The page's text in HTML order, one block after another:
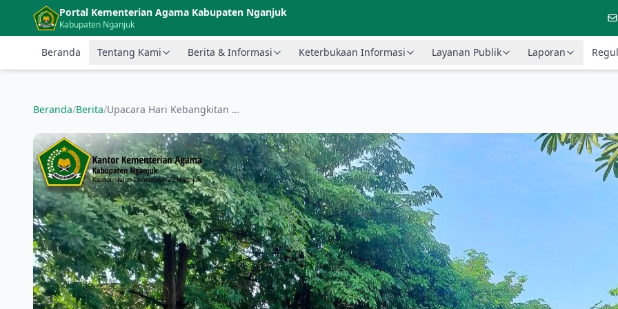
Langsung ke konten utama
Portal Kementerian Agama Kabupaten Nganjuk
Kabupaten Nganjuk
Beranda Tentang Kami Berita & Informasi Keterbukaan Informasi Layanan Publik Laporan
Beranda/Berita/ Upacara Hari Kebangkitan Nasional ke 117 Tahun 2025 di MTsN 10 Nganjuk